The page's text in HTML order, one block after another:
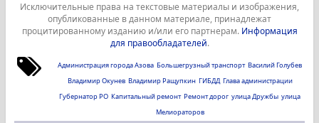
Исключительные права на текстовые материалы и изображения,
опубликованные в данном материале, принадлежат
процитированному изданию и/или его партнерам. Информация
для правообладателей.
Администрация города Азова Большегрузный транспорт Василий Голубев
Владимир Окунев Владимир Ращупкин ГИБДД Глава администрации
Губернатор РО Капитальный ремонт Ремонт дорог улица Дружбы улица
Мелиораторов